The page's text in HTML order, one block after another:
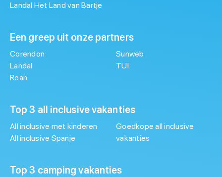
Landal Het Land van Bartje
Een greep uit onze partners
Corendon
Landal
Roan
Sunweb
TUI
Top 3 all inclusive vakanties
All inclusive met kinderen
All inclusive Spanje
Goedkope all inclusive
vakanties
Top 3 camping vakanties